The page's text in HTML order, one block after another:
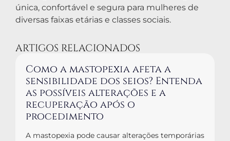
única, confortável e segura para mulheres de
diversas faixas etárias e classes sociais.
ARTIGOS RELACIONADOS
Como a mastopexia afeta a
sensibilidade dos seios? Entenda
as possíveis alterações e a
recuperação após o
procedimento
A mastopexia pode causar alterações temporárias